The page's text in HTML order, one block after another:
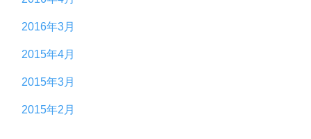
2016年3月
2015年4月
2015年3月
2015年2月